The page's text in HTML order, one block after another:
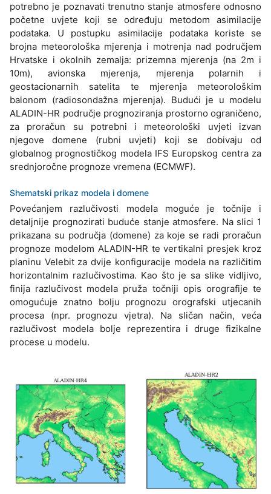
potrebno je poznavati trenutno stanje atmosfere odnosno
početne uvjete koji se određuju metodom asimilacije
podataka. U postupku asimilacije podataka koriste se
brojna meteorološka mjerenja i motrenja nad područjem
Hrvatske i okolnih zemalja: prizemna mjerenja (na 2m i
10m), avionska mjerenja, mjerenja polarnih i
geostacionarnih satelita te mjerenja meteorološkim
balonom (radiosondažna mjerenja). Budući je u modelu
ALADIN-HR područje prognoziranja prostorno ograničeno,
za proračun su potrebni i meteorološki uvjeti izvan
njegove domene (rubni uvjeti) koji se dobivaju od
globalnog prognostičkog modela IFS Europskog centra za
srednjoročne prognoze vremena (ECMWF).
Shematski prikaz modela i domene
Povećanjem razlučivosti modela moguće je točnije i
detaljnije prognozirati buduće stanje atmosfere. Na slici 1
prikazana su područja (domene) za koje se radi proračun
prognoze modelom ALADIN-HR te vertikalni presjek kroz
planinu Velebit za dvije konfiguracije modela na različitim
horizontalnim razlučivostima. Kao što je sa slike vidljivo,
finija razlučivost modela pruža točniji opis orografije te
omogućuje znatno bolju prognozu orografski utjecanih
procesa (npr. prognozu vjetra). Na sličan način, veća
razlučivost modela bolje reprezentira i druge fizikalne
procese u modelu.